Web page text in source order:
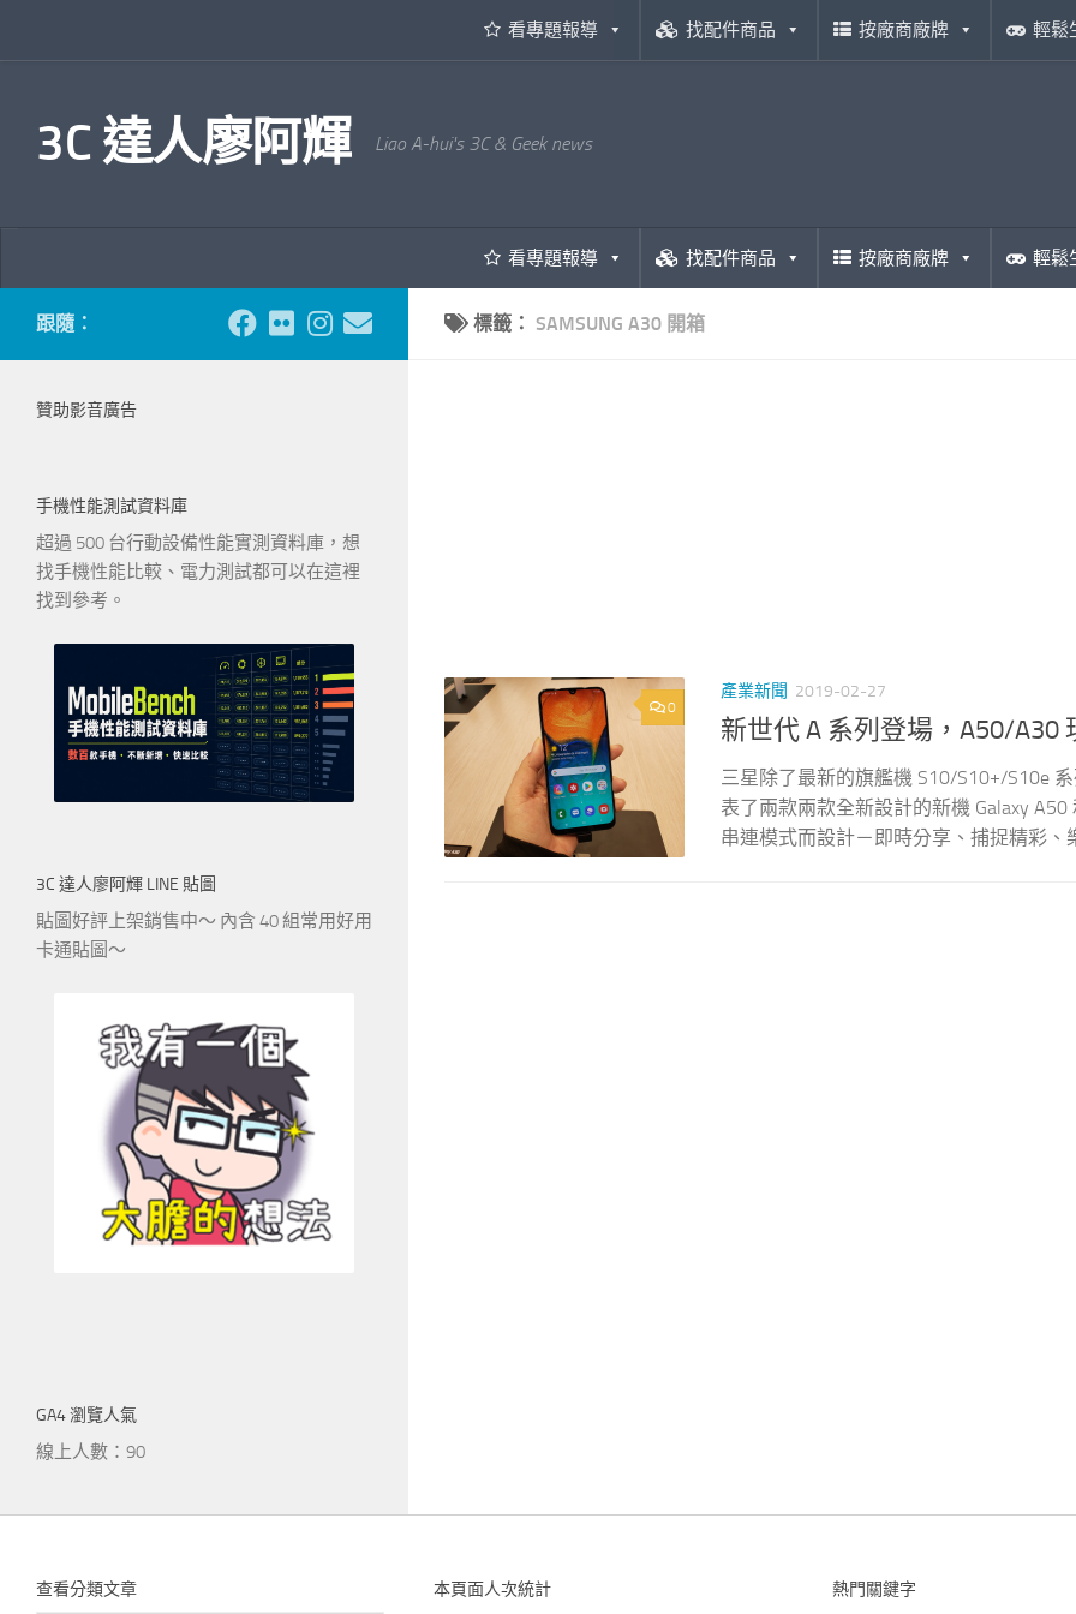
看專題報導 找配件商品 按廠商廠牌 輕鬆
3C 達人廖阿輝 Liao A-hui's 3C & Geek news
看專題報導 找配件商品 按廠商廠牌 輕鬆
標籤： SAMSUNG A30 開箱
0
產業新聞 2019-02-27
新世代 A 系列登場，A50/A30
三星除了最新的旗艦機 S10/S10+/S10e
表了兩款兩款全新設計的新機 Galaxy
串連模式而設計－即時分享、捕捉精彩
跟隨：
贊助影音廣告
手機性能測試資料庫
超過 500 台行動設備性能實測資料庫，想
找手機性能比較、電力測試都可以在這裡
找到參考。
3C 達人廖阿輝 LINE 貼圖
貼圖好評上架銷售中～ 內含 40 組常用好用
卡通貼圖～
GA4 瀏覽人氣
線上人數：90
查看分類文章 本頁面人次統計 熱門關鍵字